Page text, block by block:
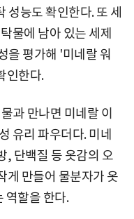
성능도 확인한다. 또 세
물에 남아 있는 세제
을 평가해 '미네랄 워
인한다.
과 만나면 미네랄 이
유리 파우더다. 미네
, 단백질 등 옷감의 오
게 만들어 물분자가 옷
역할을 한다.